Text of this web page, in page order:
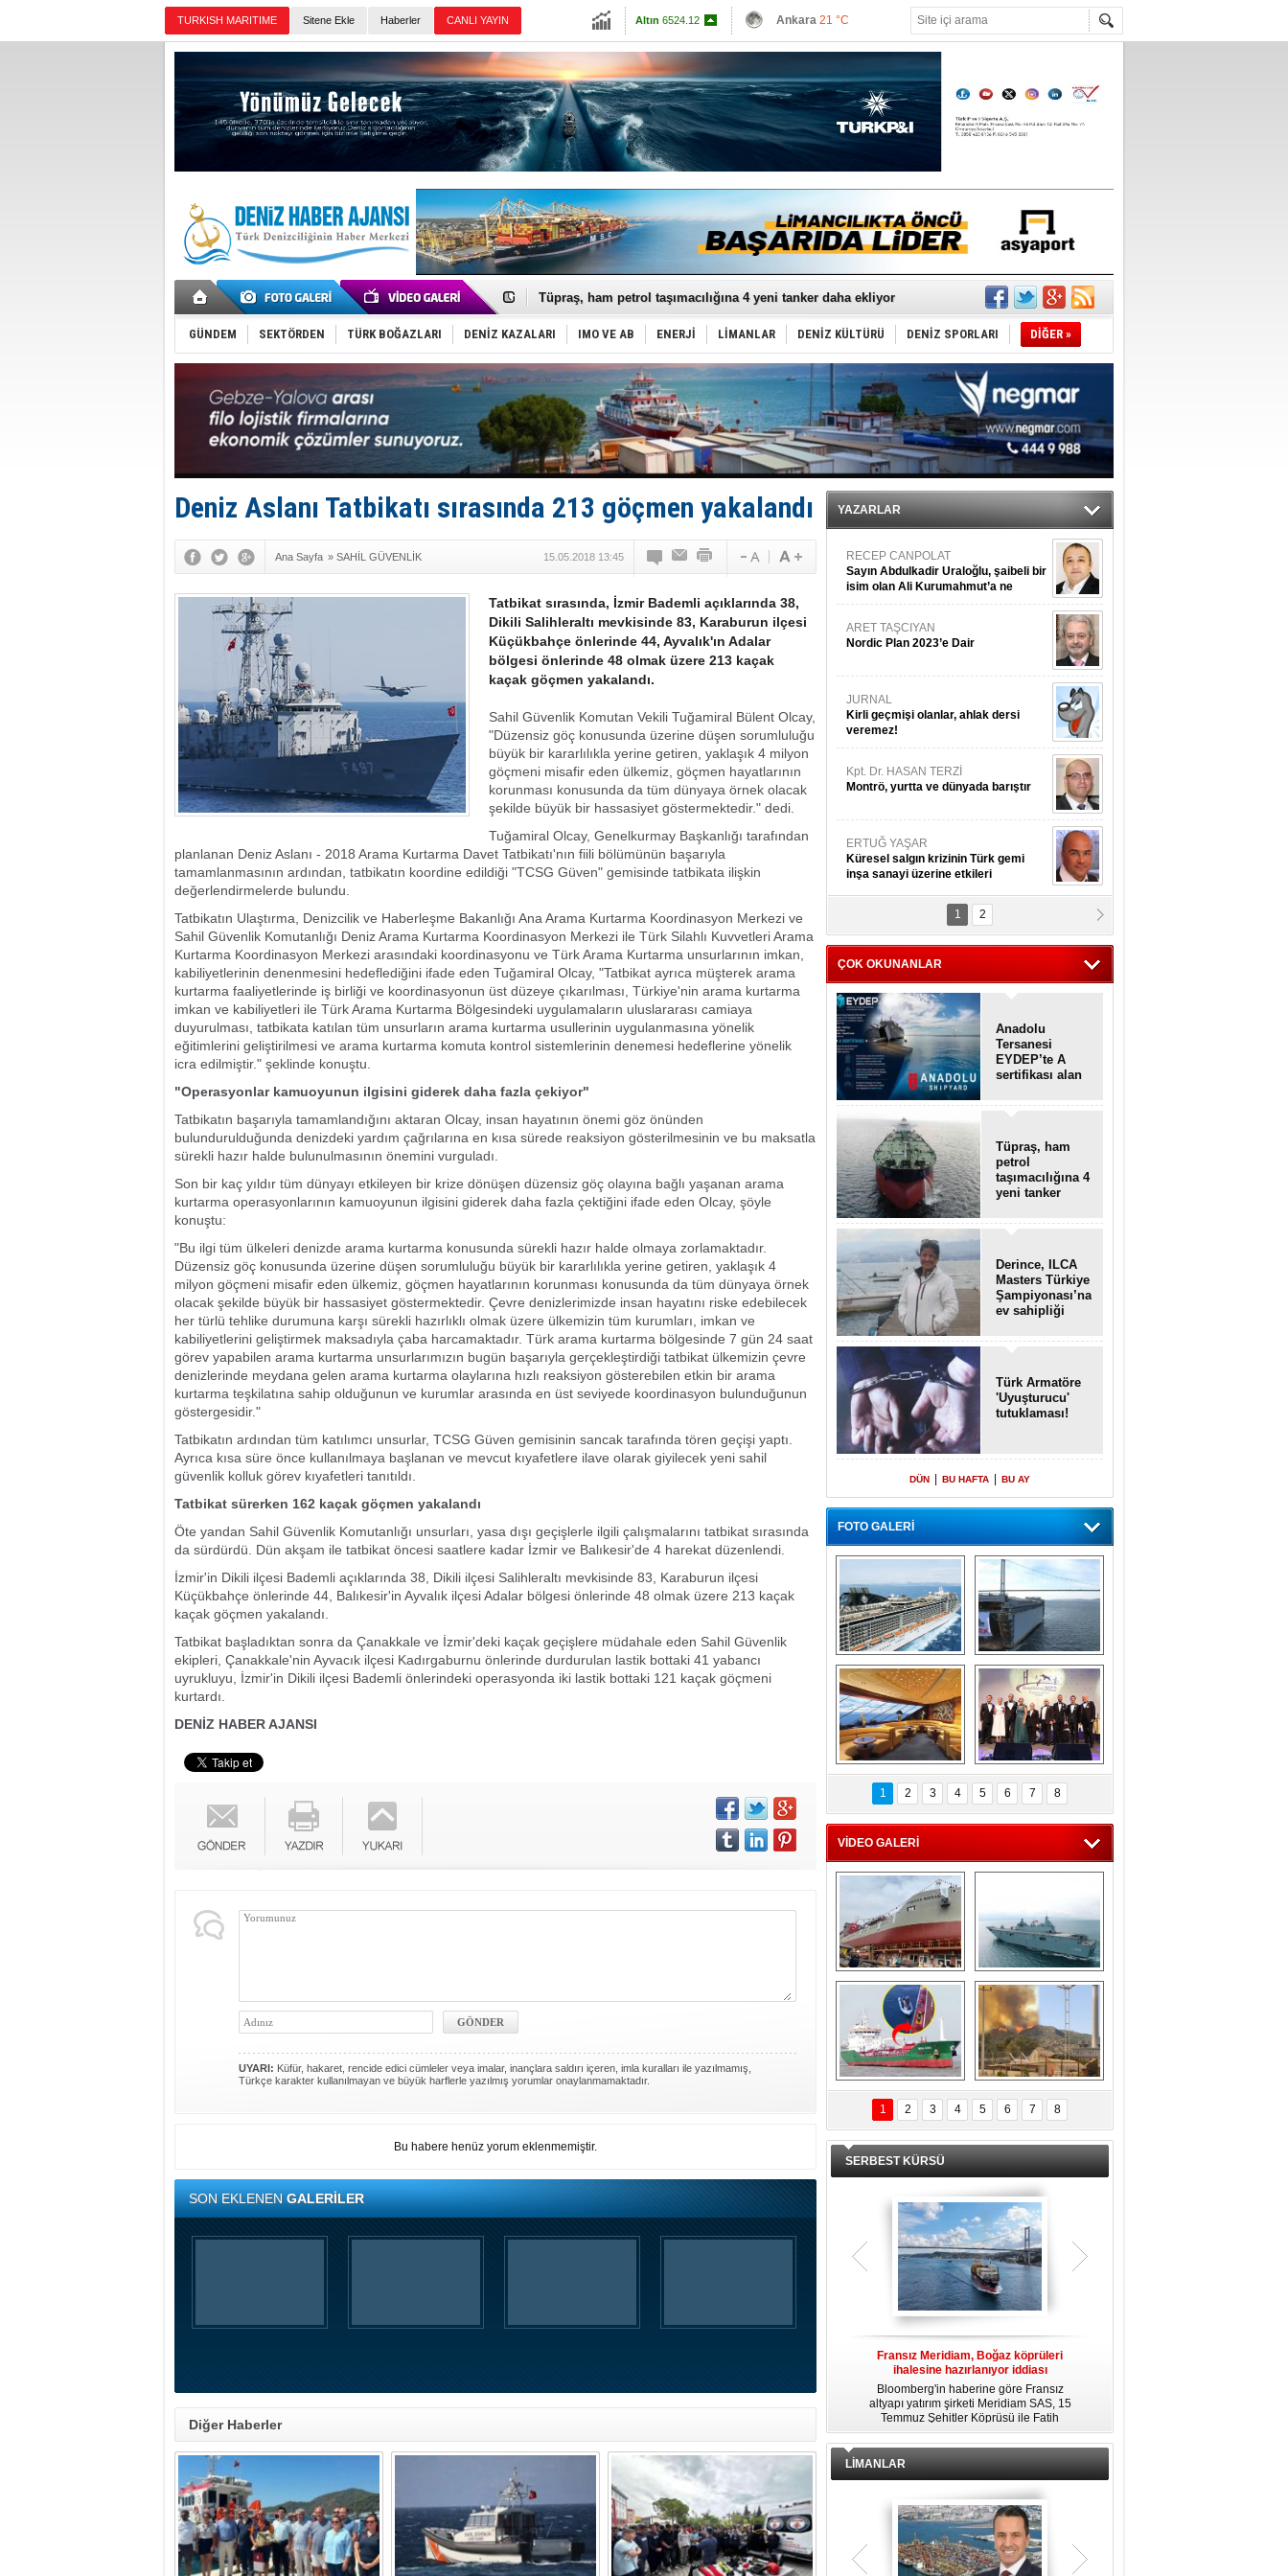
TURKISH MARITIME Sitene Ekle Haberler CANLI YAYIN
Altın 6524.12
Euro54.9948
Ankara 21 °C
Antalya25 °C
Muğla 24 °C
Çanakkale 22 °C
Anadolu Tersanesi EYDEP’te A sertifikası alan ilk tersane oldu
Tüpraş, ham petrol taşımacılığına 4 yeni tanker daha ekliyor
İTU AUV, Dünya’da 2. oldu!
LNG taşımacılığında maliyetler katlandı
PROYAD, yat mürettebatı için yurt dışı harcı için düzenleme istiyor
Türkiye-Irak enerji hattında yeni dönem başlıyor
Türk Armatöre 'Uyuşturucu' tutuklaması!
Deniz turizminde yeni ‘Ceza Rejimi’!
DÖDER, 28. Dönem Yönetim Kurulu Başkanını seçti!
Fairline, Türkiye’de ‘SoleMarin’i seçti
Baltık Denizi'nde tarih yazıldı!
Runit kubbesi okyanusun derinliklerinde halkı tehdit ediyor
Türk Loydu’na Süveyş tonaj yetkisi
GÜNDEM SEKTÖRDEN TÜRK BOĞAZLARI DENİZ KAZALARI IMO VE AB ENERJİ LİMANLAR DENİZ KÜLTÜRÜ DENİZ SPORLARI DİĞER »
Deniz Aslanı Tatbikatı sırasında 213 göçmen yakalandı
Ana Sayfa » SAHİL GÜVENLİK 15.05.2018 13:45
Tatbikat sırasında, İzmir Bademli açıklarında 38,
Dikili Salihleraltı mevkisinde 83, Karaburun ilçesi
Küçükbahçe önlerinde 44, Ayvalık'ın Adalar
bölgesi önlerinde 48 olmak üzere 213 kaçak
kaçak göçmen yakalandı.
Sahil Güvenlik Komutan Vekili Tuğamiral Bülent Olcay,
"Düzensiz göç konusunda üzerine düşen sorumluluğu
büyük bir kararlılıkla yerine getiren, yaklaşık 4 milyon
göçmeni misafir eden ülkemiz, göçmen hayatlarının
korunması konusunda da tüm dünyaya örnek olacak
şekilde büyük bir hassasiyet göstermektedir." dedi.
Tuğamiral Olcay, Genelkurmay Başkanlığı tarafından
planlanan Deniz Aslanı - 2018 Arama Kurtarma Davet Tatbikatı'nın fiili bölümünün başarıyla
tamamlanmasının ardından, tatbikatın koordine edildiği "TCSG Güven" gemisinde tatbikata ilişkin
değerlendirmelerde bulundu.
Tatbikatın Ulaştırma, Denizcilik ve Haberleşme Bakanlığı Ana Arama Kurtarma Koordinasyon Merkezi ve
Sahil Güvenlik Komutanlığı Deniz Arama Kurtarma Koordinasyon Merkezi ile Türk Silahlı Kuvvetleri Arama
Kurtarma Koordinasyon Merkezi arasındaki koordinasyonu ve Türk Arama Kurtarma unsurlarının imkan,
kabiliyetlerinin denenmesini hedeflediğini ifade eden Tuğamiral Olcay, "Tatbikat ayrıca müşterek arama
kurtarma faaliyetlerinde iş birliği ve koordinasyonun üst düzeye çıkarılması, Türkiye'nin arama kurtarma
imkan ve kabiliyetleri ile Türk Arama Kurtarma Bölgesindeki uygulamaların uluslararası camiaya
duyurulması, tatbikata katılan tüm unsurların arama kurtarma usullerinin uygulanmasına yönelik
eğitimlerini geliştirilmesi ve arama kurtarma komuta kontrol sistemlerinin denemesi hedeflerine yönelik
icra edilmiştir." şeklinde konuştu.
"Operasyonlar kamuoyunun ilgisini giderek daha fazla çekiyor"
Tatbikatın başarıyla tamamlandığını aktaran Olcay, insan hayatının önemi göz önünden
bulundurulduğunda denizdeki yardım çağrılarına en kısa sürede reaksiyon gösterilmesinin ve bu maksatla
sürekli hazır halde bulunulmasının önemini vurguladı.
Son bir kaç yıldır tüm dünyayı etkileyen bir krize dönüşen düzensiz göç olayına bağlı yaşanan arama
kurtarma operasyonlarının kamuoyunun ilgisini giderek daha fazla çektiğini ifade eden Olcay, şöyle
konuştu:
"Bu ilgi tüm ülkeleri denizde arama kurtarma konusunda sürekli hazır halde olmaya zorlamaktadır.
Düzensiz göç konusunda üzerine düşen sorumluluğu büyük bir kararlılıkla yerine getiren, yaklaşık 4
milyon göçmeni misafir eden ülkemiz, göçmen hayatlarının korunması konusunda da tüm dünyaya örnek
olacak şekilde büyük bir hassasiyet göstermektedir. Çevre denizlerimizde insan hayatını riske edebilecek
her türlü tehlike durumuna karşı sürekli hazırlıklı olmak üzere ülkemizin tüm kurumları, imkan ve
kabiliyetlerini geliştirmek maksadıyla çaba harcamaktadır. Türk arama kurtarma bölgesinde 7 gün 24 saat
görev yapabilen arama kurtarma unsurlarımızın bugün başarıyla gerçekleştirdiği tatbikat ülkemizin çevre
denizlerinde meydana gelen arama kurtarma olaylarına hızlı reaksiyon gösterebilen etkin bir arama
kurtarma teşkilatına sahip olduğunun ve kurumlar arasında en üst seviyede koordinasyon bulunduğunun
göstergesidir."
Tatbikatın ardından tüm katılımcı unsurlar, TCSG Güven gemisinin sancak tarafında tören geçişi yaptı.
Ayrıca kısa süre önce kullanılmaya başlanan ve mevcut kıyafetlere ilave olarak giyilecek yeni sahil
güvenlik kolluk görev kıyafetleri tanıtıldı.
Tatbikat sürerken 162 kaçak göçmen yakalandı
Öte yandan Sahil Güvenlik Komutanlığı unsurları, yasa dışı geçişlerle ilgili çalışmalarını tatbikat sırasında
da sürdürdü. Dün akşam ile tatbikat öncesi saatlere kadar İzmir ve Balıkesir'de 4 harekat düzenlendi.
İzmir'in Dikili ilçesi Bademli açıklarında 38, Dikili ilçesi Salihleraltı mevkisinde 83, Karaburun ilçesi
Küçükbahçe önlerinde 44, Balıkesir'in Ayvalık ilçesi Adalar bölgesi önlerinde 48 olmak üzere 213 kaçak
kaçak göçmen yakalandı.
Tatbikat başladıktan sonra da Çanakkale ve İzmir'deki kaçak geçişlere müdahale eden Sahil Güvenlik
ekipleri, Çanakkale'nin Ayvacık ilçesi Kadırgaburnu önlerinde durdurulan lastik bottaki 41 yabancı
uyrukluyu, İzmir'in Dikili ilçesi Bademli önlerindeki operasyonda iki lastik bottaki 121 kaçak göçmeni
kurtardı.
DENİZ HABER AJANSI
UYARI: Küfür, hakaret, rencide edici cümleler veya imalar, inançlara saldırı içeren, imla kuralları ile yazılmamış,
Türkçe karakter kullanılmayan ve büyük harflerle yazılmış yorumlar onaylanmamaktadır.
Bu habere henüz yorum eklenmemiştir.
SON EKLENENGALERİLER
Diğer Haberler
YAZARLAR
RECEP CANPOLAT
Sayın Abdulkadir Uraloğlu, şaibeli bir
isim olan Ali Kurumahmut’a ne
danışıyorsunuz?
ARET TAŞCIYAN
Nordic Plan 2023’e Dair
JURNAL
Kirli geçmişi olanlar, ahlak dersi
veremez!
Kpt. Dr. HASAN TERZİ
Montrö, yurtta ve dünyada barıştır
ERTUĞ YAŞAR
Küresel salgın krizinin Türk gemi
inşa sanayi üzerine etkileri
Kpt. MESUT AZMİ GÖKSOY
ithafen...
1 2
ÇOK OKUNANLAR
Anadolu
Tersanesi
EYDEP’te A
sertifikası alan
Tüpraş, ham
petrol
taşımacılığına 4
yeni tanker
Derince, ILCA
Masters Türkiye
Şampiyonası’na
ev sahipliği
Türk Armatöre
'Uyuşturucu'
tutuklaması!
DÜN BU HAFTA BU AY
FOTO GALERİ
“Gemi içinde gemi”
konsepti ile MSC
Splendida
Dünyada tek!
Denizaltı yüzer
havuzu intikal
seyrine başladı
MSC'den 55 milyon
euroluk turizm geliri
müjdesi
5. Bosphorus Ship
Brokers Dinner,
İstanbul’da yapıldı
1 2 3 4 5 6 7 8
VİDEO GALERİ
Çeksan Tersanesi,
Başaran Bayrak
tankerini suya
indirdi
TCG Anadolu,
tersane teknik
seyrini tamamladı
Göçmenlerin
imdadına Türk
sahipli MINA DENIZ
yetişti
Milas’taki yangın
yeniden termik
santrallere doğru
ilerliyor
1 2 3 4 5 6 7 8
SERBEST KÜRSÜ
Fransız Meridiam, Boğaz köprüleri
ihalesine hazırlanıyor iddiası
Bloomberg'in haberine göre Fransız
altyapı yatırım şirketi Meridiam SAS, 15
Temmuz Şehitler Köprüsü ile Fatih
Sultan Mehmet Köprüsü'nün
özelleştirilmesine yönelik ihaleyle
zamanda kendi yat limanı, helikopter
pisti ve seçkin villaları da içeren koca
LİMANLAR